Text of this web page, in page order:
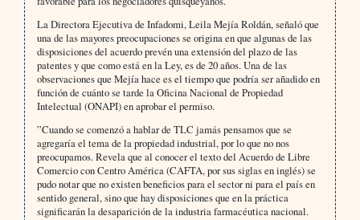
La Directora Ejecutiva de Infadomi, Leila Mejía Roldán, señaló que
una de las mayores preocupaciones se origina en que algunas de las
disposiciones del acuerdo prevén una extensión del plazo de las
patentes y que como está en la Ley, es de 20 años. Una de las
observaciones que Mejía hace es el tiempo que podría ser añadido en
función de cuánto se tarde la Oficina Nacional de Propiedad
Intelectual (ONAPI) en aprobar el permiso.
”Cuando se comenzó a hablar de TLC jamás pensamos que se
agregaría el tema de la propiedad industrial, por lo que no nos
preocupamos. Revela que al conocer el texto del Acuerdo de Libre
Comercio con Centro América (CAFTA, por sus siglas en inglés) se
pudo notar que no existen beneficios para el sector ni para el país en
sentido general, sino que hay disposiciones que en la práctica
significarán la desaparición de la industria farmacéutica nacional.